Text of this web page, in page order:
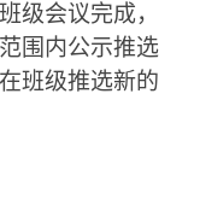
级会议完成，
围内公示推选
班级推选新的